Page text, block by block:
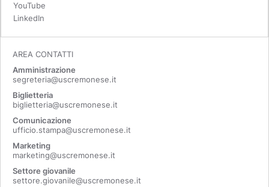
YouTube
LinkedIn
AREA CONTATTI
Amministrazione
segreteria@uscremonese.it
Biglietteria
biglietteria@uscremonese.it
Comunicazione
ufficio.stampa@uscremonese.it
Marketing
marketing@uscremonese.it
Settore giovanile
settore.giovanile@uscremonese.it